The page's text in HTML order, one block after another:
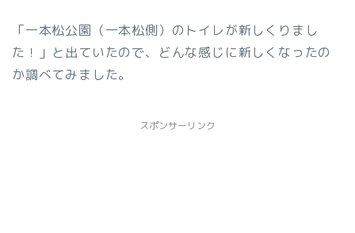
「一本松公園（一本松側）のトイレが新しくりまし
た！」と出ていたので、どんな感じに新しくなったの
か調べてみました。
スポンサーリンク